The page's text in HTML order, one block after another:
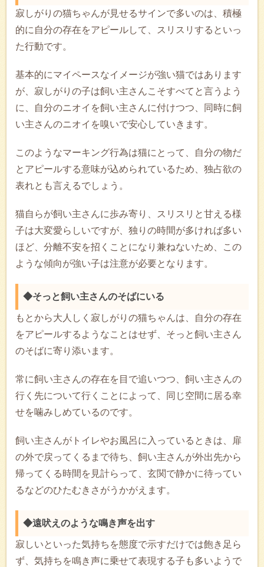
寂しがりの猫ちゃんが見せるサインで多いのは、積極
的に自分の存在をアピールして、スリスリするといっ
た行動です。
基本的にマイペースなイメージが強い猫ではあります
が、寂しがりの子は飼い主さんこそすべてと言うよう
に、自分のニオイを飼い主さんに付けつつ、同時に飼
い主さんのニオイを嗅いで安心していきます。
このようなマーキング行為は猫にとって、自分の物だ
とアピールする意味が込められているため、独占欲の
表れとも言えるでしょう。
猫自らが飼い主さんに歩み寄り、スリスリと甘える様
子は大変愛らしいですが、独りの時間が多ければ多い
ほど、分離不安を招くことになり兼ねないため、この
ような傾向が強い子は注意が必要となります。
◆そっと飼い主さんのそばにいる
もとから大人しく寂しがりの猫ちゃんは、自分の存在
をアピールするようなことはせず、そっと飼い主さん
のそばに寄り添います。
常に飼い主さんの存在を目で追いつつ、飼い主さんの
行く先について行くことによって、同じ空間に居る幸
せを噛みしめているのです。
飼い主さんがトイレやお風呂に入っているときは、扉
の外で戻ってくるまで待ち、飼い主さんが外出先から
帰ってくる時間を見計らって、玄関で静かに待ってい
るなどのひたむきさがうかがえます。
◆遠吠えのような鳴き声を出す
寂しいといった気持ちを態度で示すだけでは飽き足ら
ず、気持ちを鳴き声に乗せて表現する子も多いようで